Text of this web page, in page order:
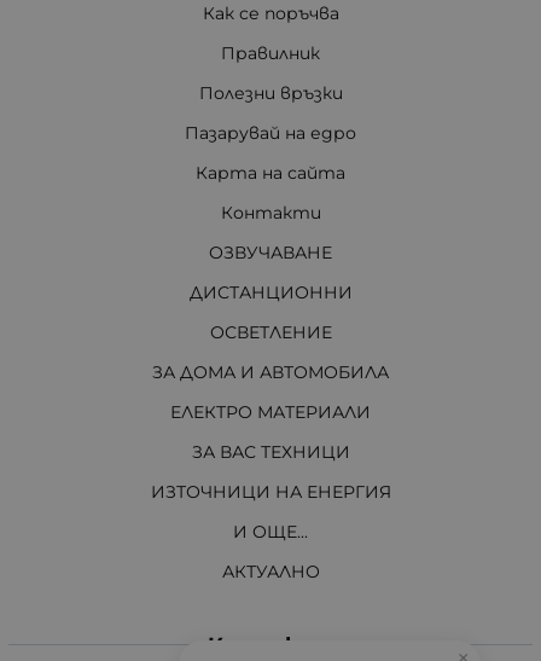
Как се поръчва
Правилник
Полезни връзки
Пазарувай на едро
Карта на сайта
Контакти
ОЗВУЧАВАНЕ
ДИСТАНЦИОННИ
ОСВЕТЛЕНИЕ
ЗА ДОМА И АВТОМОБИЛА
ЕЛЕКТРО МАТЕРИАЛИ
ЗА ВАС ТЕХНИЦИ
ИЗТОЧНИЦИ НА ЕНЕРГИЯ
И ОЩЕ...
АКТУАЛНО
Контакти